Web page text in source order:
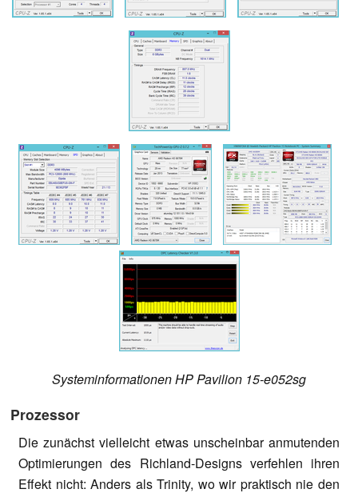
Systeminformationen HP Pavilion 15-e052sg
Prozessor
Die zunächst vielleicht etwas unscheinbar anmutenden
Optimierungen des Richland-Designs verfehlen ihren
Effekt nicht: Anders als Trinity, wo wir praktisch nie den